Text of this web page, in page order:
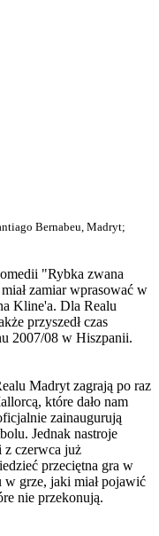
Bernabeu, Madryt;
"Rybka zwana
zamiar wprasować w
Kline'a. Dla Realu
przyszedł czas
2007/08 w Hiszpanii.
Madryt zagrają po raz
które dało nam
zainaugurują
Jednak nastroje
z czerwca już
przeciętna gra w
w grze, jaki miał pojawić
nie przekonują.